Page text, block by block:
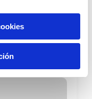
3.4030